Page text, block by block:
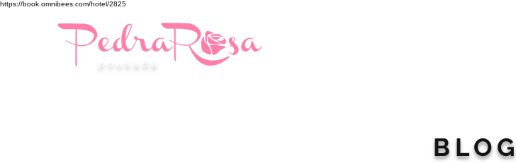
https://book.omnibees.com/hotel/2825
p o u s a d a
BLOG